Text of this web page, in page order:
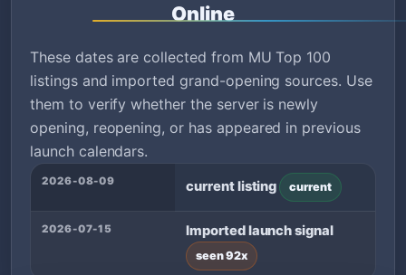
Online
These dates are collected from MU Top 100
listings and imported grand-opening sources. Use
them to verify whether the server is newly
opening, reopening, or has appeared in previous
launch calendars.
2026-08-09 current listing current
2026-07-15 Imported launch signal
seen 92x